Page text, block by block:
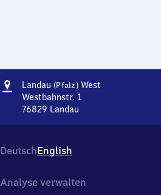
Adresse
Landau (Pfalz)WestLandau
Westbahnstr. 1
76829 Landau
West,
Westbahnstr.
7
DeutschEnglish
Analyse verwalten